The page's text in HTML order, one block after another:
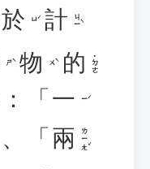
於 ㄩˊ 計 ㄐㄧˋ
ㄕˋ 物 ㄨˋ 的 ˙ㄉㄜ
：「 一 ㄧˊ
「 兩 ㄌㄧㄤˇ